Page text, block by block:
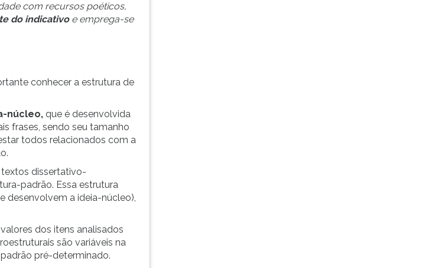
com recursos poéticos,
do indicativoe emprega-se
conhecer a estrutura de
núcleo, que é desenvolvida
frases, sendo seu tamanho
todos relacionados com a
dissertativo-
padrão. Essa estrutura
desenvolvem a ideia-núcleo),
dos itens analisados
são variáveis na
pré-determinado.